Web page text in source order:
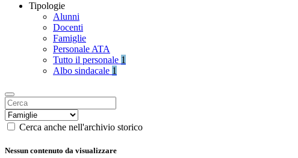
Tipologie
Alunni
Docenti
Famiglie
Personale ATA
Tutto il personale 1
Albo sindacale 1
Cerca anche nell'archivio storico
Nessun contenuto da visualizzare